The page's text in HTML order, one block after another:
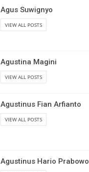
Agus Suwignyo
VIEW ALL POSTS
Agustina Magini
VIEW ALL POSTS
Agustinus Fian Arfianto
VIEW ALL POSTS
Agustinus Hario Prabowo